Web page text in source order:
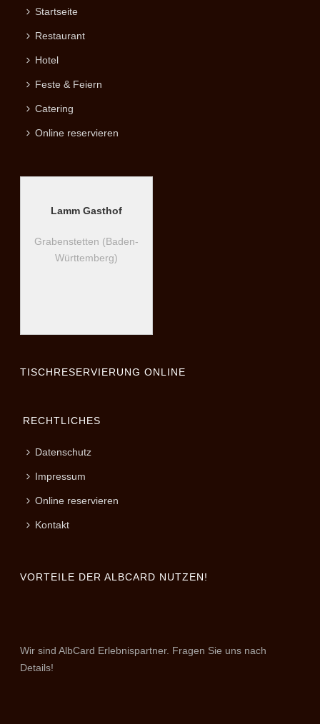
Startseite
Restaurant
Hotel
Feste & Feiern
Catering
Online reservieren
Lamm Gasthof
Grabenstetten (Baden-
Württemberg)
TISCHRESERVIERUNG ONLINE
RECHTLICHES
Datenschutz
Impressum
Online reservieren
Kontakt
VORTEILE DER ALBCARD NUTZEN!
Wir sind AlbCard Erlebnispartner. Fragen Sie uns nach
Details!